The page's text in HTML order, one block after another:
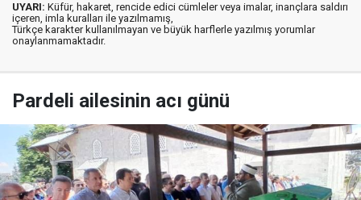
UYARI: Küfür, hakaret, rencide edici cümleler veya imalar, inançlara saldırı
içeren, imla kuralları ile yazılmamış,
Türkçe karakter kullanılmayan ve büyük harflerle yazılmış yorumlar
onaylanmamaktadır.
Pardeli ailesinin acı günü